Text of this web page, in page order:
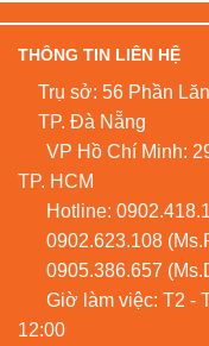
THÔNG TIN LIÊN HỆ
Trụ sở: 56 Phần
TP. Đà Nẵng
VP Hồ Chí Minh:
TP. HCM
Hotline:
0902.623.108
0905.386.657
Giờ làm việc: T2 -
12:00